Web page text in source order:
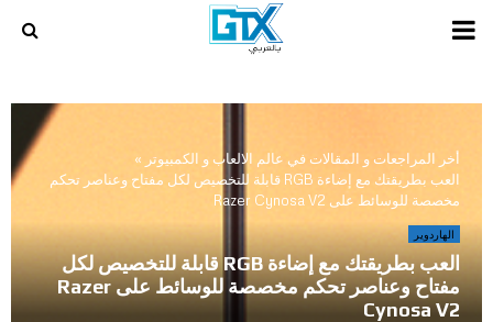
PRIMARY
أخر المراجعات و المقالات في عالم الالعاب و الكمبيوتر »
العب بطريقتك مع إضاءة RGB قابلة للتخصيص لكل مفتاح وعناصر تحكم
مخصصة للوسائط على Razer Cynosa V2
الهاردوير
العب بطريقتك مع إضاءة RGB قابلة للتخصيص لكل
مفتاح وعناصر تحكم مخصصة للوسائط على Razer
Cynosa V2